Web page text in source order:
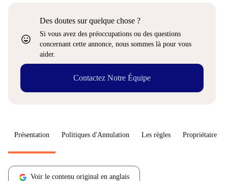
sentiment_very_satisfied
Des doutes sur quelque chose ?
Si vous avez des préoccupations ou des questions
concernant cette annonce, nous sommes là pour vous
aider.
Contactez Notre Équipe
Présentation Politiques d'Annulation Les règles Propriétaire
Voir le contenu original en anglais